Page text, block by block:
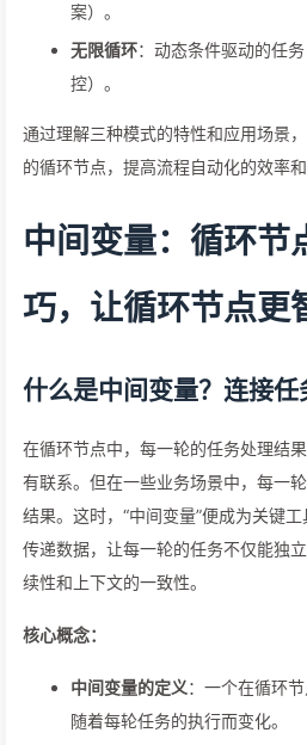
案）。
无限循环：动态条件驱动的任
控）。
通过理解三种模式的特性和应用场景
的循环节点，提高流程自动化的效率和
中间变量：循环节
巧，让循环节点更
什么是中间变量？连接任
在循环节点中，每一轮的任务处理结
有联系。但在一些业务场景中，每一
结果。这时，“中间变量”便成为关键
传递数据，让每一轮的任务不仅能独
续性和上下文的一致性。
核心概念：
中间变量的定义：一个在循环
随着每轮任务的执行而变化。